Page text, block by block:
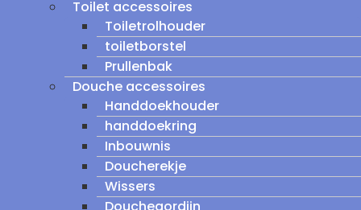
Toilet accessoires
Toiletrolhouder
toiletborstel
Prullenbak
Douche accessoires
Handdoekhouder
handdoekring
Inbouwnis
Doucherekje
Wissers
Douchegordijn